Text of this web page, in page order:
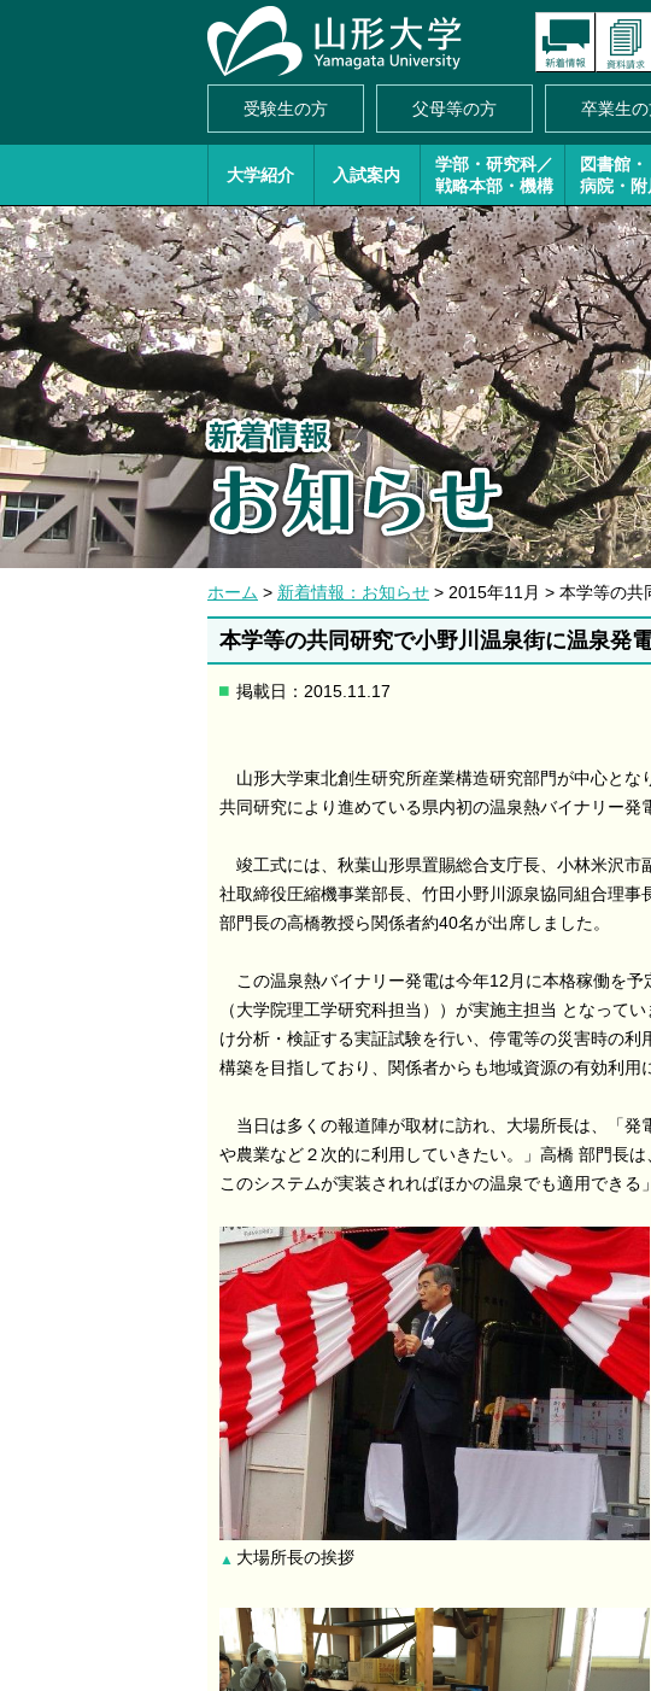
受験生の方 父母等の方 卒業生
大学紹介 入試案内
学部・研究科／
戦略本部・機構
図書館・
病院・附
ホーム > 新着情報：お知らせ > 2015年11月 > 本学等の共
本学等の共同研究で小野川温泉街に温泉発
掲載日：2015.11.17
山形大学東北創生研究所産業構造研究部門が中心とな
共同研究により進めている県内初の温泉熱バイナリー発
竣工式には、秋葉山形県置賜総合支庁長、小林米沢市
社取締役圧縮機事業部長、竹田小野川源泉協同組合理
部門長の高橋教授ら関係者約40名が出席しました。
この温泉熱バイナリー発電は今年12月に本格稼働を
（大学院理工学研究科担当））が実施主担当 となって
け分析・検証する実証試験を行い、停電等の災害時の
構築を目指しており、関係者からも地域資源の有効利用
当日は多くの報道陣が取材に訪れ、大場所長は、「発
や農業など２次的に利用していきたい。」高橋 部門長
このシステムが実装されればほかの温泉でも適用できる
▲ 大場所長の挨拶